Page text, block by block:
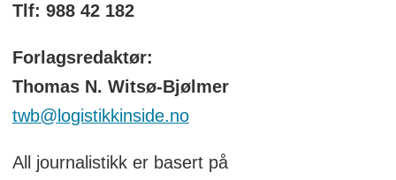
Tlf: 988 42 182
Forlagsredaktør:
Thomas N. Witsø-Bjølmer
twb@logistikkinside.no
All journalistikk er basert på